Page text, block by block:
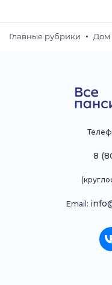
Главные рубрики Дом
8
Email: